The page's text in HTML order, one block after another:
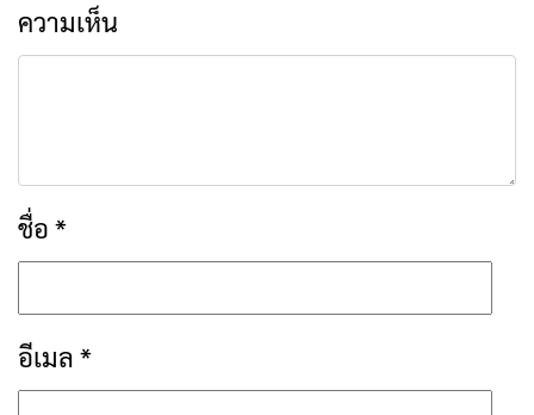
ความเห็น
ชื่อ *
อีเมล *